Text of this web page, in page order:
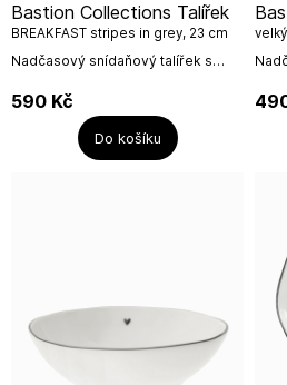
Nadčasový snídaňový talířek s
holandské firmy Bastion
Collections.Rozměr: 22,6
cmNázev...
Bastion Collections Talířek
BREAKFAST stripes in grey, 23 cm
590 Kč
Do košíku
či
Bastion Collections Talíř